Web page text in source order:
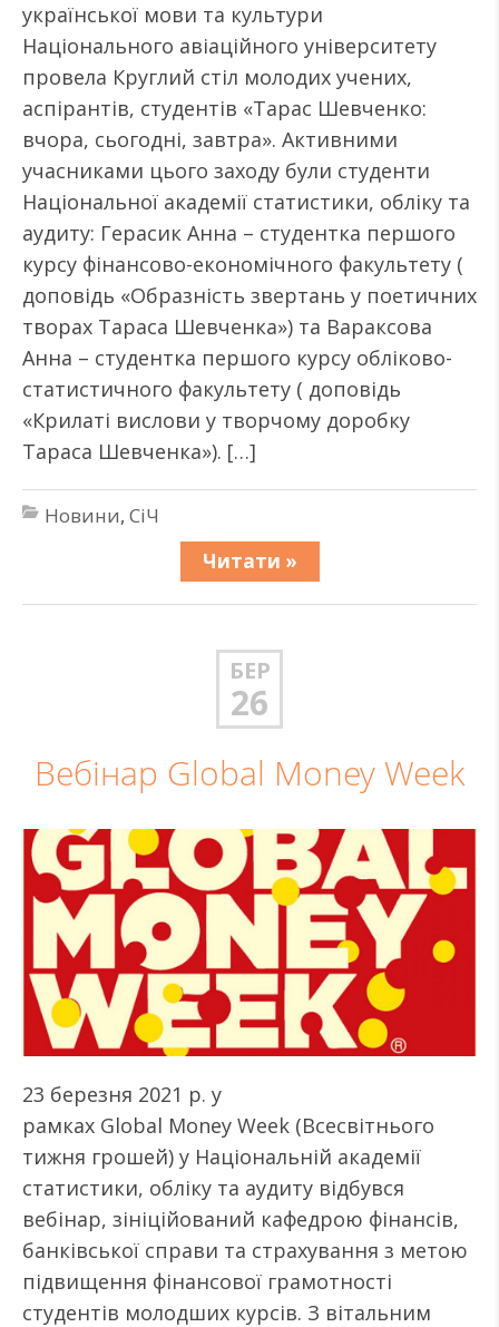
української мови та культури
Національного авіаційного університету
провела Круглий стіл молодих учених,
аспірантів, студентів «Тарас Шевченко:
вчора, сьогодні, завтра». Активними
учасниками цього заходу були студенти
Національної академії статистики, обліку та
аудиту: Герасик Анна – студентка першого
курсу фінансово-економічного факультету (
доповідь «Образність звертань у поетичних
творах Тараса Шевченка») та Вараксова
Анна – студентка першого курсу обліково-
статистичного факультету ( доповідь
«Крилаті вислови у творчому доробку
Тараса Шевченка»). […]
Новини, СіЧ
Читати »
БЕР
26
Вебінар Global Money Week
23 березня 2021 р. у
рамках Global Money Week (Всесвітнього
тижня грошей) у Національній академії
статистики, обліку та аудиту відбувся
вебінар, зініційований кафедрою фінансів,
банківської справи та страхування з метою
підвищення фінансової грамотності
студентів молодших курсів. З вітальним